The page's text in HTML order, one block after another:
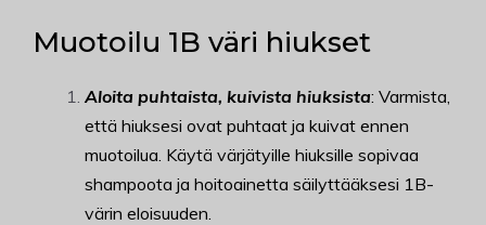
Muotoilu 1B väri hiukset
Aloita puhtaista, kuivista hiuksista: Varmista,
että hiuksesi ovat puhtaat ja kuivat ennen
muotoilua. Käytä värjätyille hiuksille sopivaa
shampoota ja hoitoainetta säilyttääksesi 1B-
värin eloisuuden.